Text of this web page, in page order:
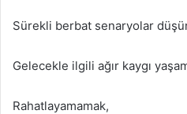
Sürekli berbat senaryolar
Gelecekle ilgili ağır kaygı
Rahatlayamamak,